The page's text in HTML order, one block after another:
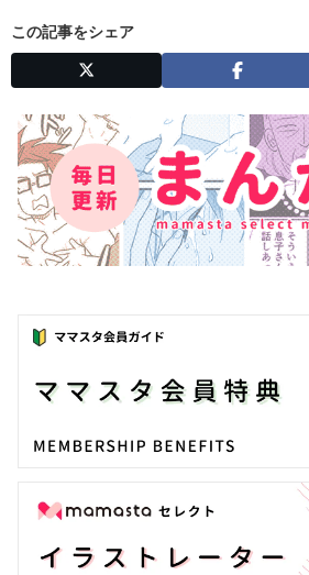
この記事をシェア